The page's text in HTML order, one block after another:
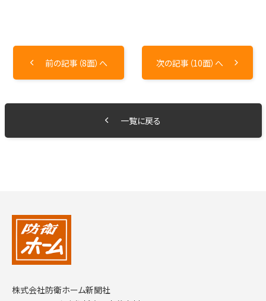
前の記事（8面）へ 次の記事（10面）へ
一覧に戻る
株式会社防衛ホーム新聞社